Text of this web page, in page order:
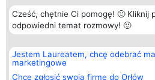
Cześć, chętnie Ci pomogę! 🙂 Kliknij
odpowiedni temat rozmowy! 🙂
Jestem Laureatem, chcę odebrać
marketingowe
Chcę zgłosić swoją firmę do Orłów
Organizator plebiscytu
Bright Side Solutions sp. z o.
o. sp. k.
ul. Ruska 22
Plebiscyt
Laureaci
wszystkich